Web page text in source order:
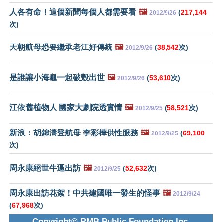
人各有命！這個新聞每個人都需要看 🖼️ 2012/9/26 (217,144
次)
天朝航母恐要繼承老江好傳統 🖼️ 2012/9/26 (38,542次)
是誰讓小海龜一起破殼出世 🖼️ 2012/9/26 (53,610次)
江依舊植物人 國家大劇院透實情 🖼️ 2012/9/25 (58,521次)
新浪：胡錦濤登航母 李彩樺供性服務 🖼️ 2012/9/25 (69,100
次)
周永康絕世牛逼出訪 🖼️ 2012/9/25 (52,632次)
周永康出訪花絮！中共建國唯一發生的怪事 🖼️ 2012/9/24
(67,968次)